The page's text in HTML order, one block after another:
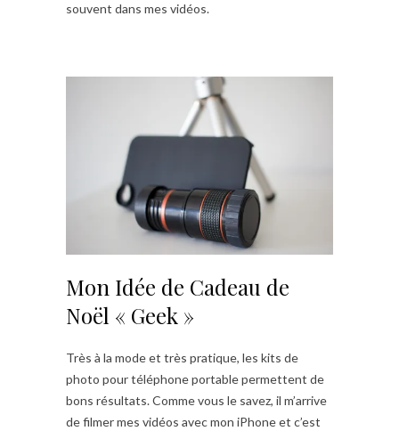
souvent dans mes vidéos.
Mon Idée de Cadeau de
Noël « Geek »
Très à la mode et très pratique, les kits de
photo pour téléphone portable permettent de
bons résultats. Comme vous le savez, il m’arrive
de filmer mes vidéos avec mon iPhone et c’est